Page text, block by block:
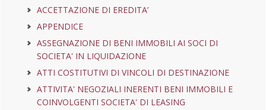
ACCETTAZIONE DI EREDITA’
APPENDICE
ASSEGNAZIONE DI BENI IMMOBILI AI SOCI DI
SOCIETA' IN LIQUIDAZIONE
ATTI COSTITUTIVI DI VINCOLI DI DESTINAZIONE
ATTIVITA' NEGOZIALI INERENTI BENI IMMOBILI E
COINVOLGENTI SOCIETA' DI LEASING